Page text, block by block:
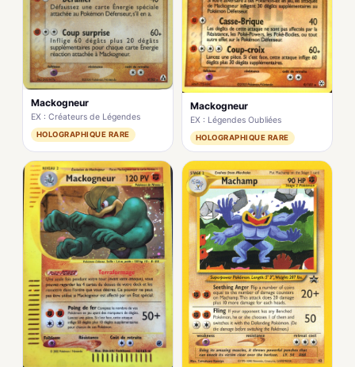
Mackogneur
EX : Créateurs de Légendes
HOLOGRAPHIQUE RARE
Mackogneur
EX : Légendes Oubliées
HOLOGRAPHIQUE RARE